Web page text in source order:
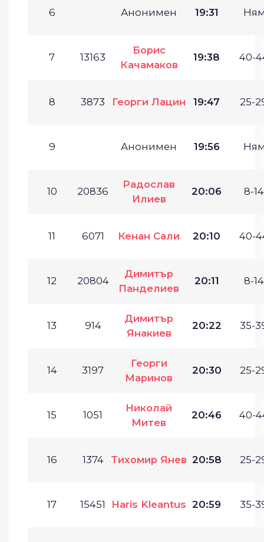
6 Анонимен 19:31
7 13163
Борис
Качамаков
19:38 40-
8 3873 Георги Лацин 19:47 25-
9 Анонимен 19:56
10 20836
Радослав
Илиев
20:06 8-
11 6071 Кенан Сали 20:10 40-
12 20804
Димитър
Панделиев
20:11 8-
13 914
Димитър
Янакиев
20:22 35-
14 3197
Георги
Маринов
20:30 25-
15 1051
Николай
Митев
20:46 40-
16 1374 Тихомир Янев 20:58 25-
17 15451 Haris Kleantus 20:59 35-